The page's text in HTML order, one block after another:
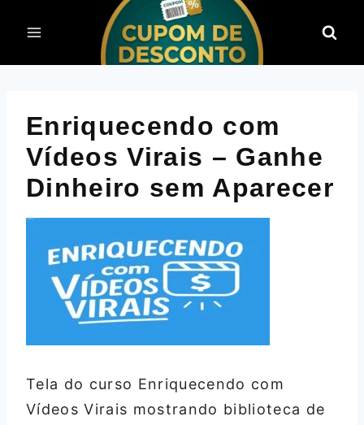
para
o
Enriquecendo com
Vídeos Virais – Ganhe
Dinheiro sem Aparecer
Tela do curso Enriquecendo com
Vídeos Virais mostrando biblioteca de